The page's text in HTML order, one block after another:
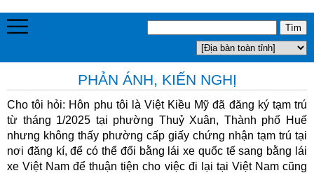
PHẢN ÁNH, KIẾN NGHỊ
Cho tôi hỏi: Hôn phu tôi là Việt Kiều Mỹ đã đăng ký tạm trú
từ tháng 1/2025 tại phường Thuỷ Xuân, Thành phố Huế
nhưng không thấy phường cấp giấy chứng nhận tạm trú tại
nơi đăng kí, để có thể đổi bằng lái xe quốc tế sang bằng lái
xe Việt Nam để thuận tiện cho việc đi lại tại Việt Nam cũng